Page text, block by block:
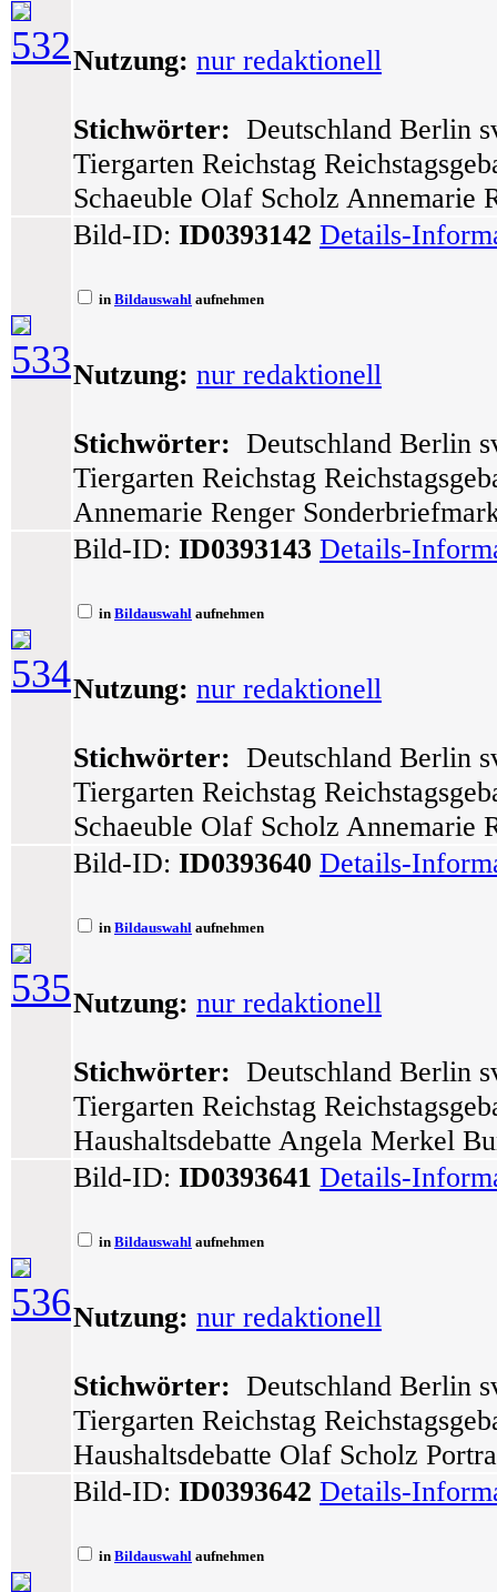
532Nutzung: nur redaktionell
Stichwörter: Deutschland Berlin
Tiergarten Reichstag
Schaeuble Olaf Scholz Annemarie
533
Bild-ID: ID0393142 Details-
in Bildauswahl aufnehmen
Nutzung: nur redaktionell
Stichwörter: Deutschland Berlin
Tiergarten Reichstag
Annemarie Renger
534
Bild-ID: ID0393143 Details-
in Bildauswahl aufnehmen
Nutzung: nur redaktionell
Stichwörter: Deutschland Berlin
Tiergarten Reichstag
Schaeuble Olaf Scholz Annemarie
535
Bild-ID: ID0393640 Details-
in Bildauswahl aufnehmen
Nutzung: nur redaktionell
Stichwörter: Deutschland Berlin
Tiergarten Reichstag
Haushaltsdebatte Angela Merkel
536
Bild-ID: ID0393641 Details-
in Bildauswahl aufnehmen
Nutzung: nur redaktionell
Stichwörter: Deutschland Berlin
Tiergarten Reichstag
Haushaltsdebatte Olaf Scholz
Bild-ID: ID0393642 Details-
in Bildauswahl aufnehmen